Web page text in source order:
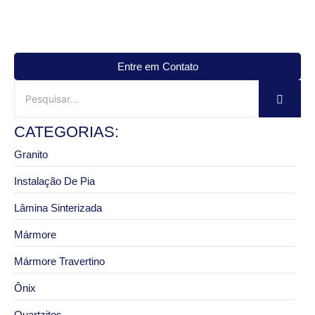
Entre em Contato
CATEGORIAS:
Granito
Instalação De Pia
Lâmina Sinterizada
Mármore
Mármore Travertino
Ônix